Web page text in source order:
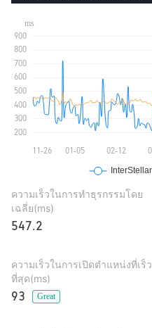
ความเร็วในการทำธุรกรรมโดย
เฉลี่ย(ms)
547.2
ความเร็วในการเปิดตำแหน่งที่เร็ว
ที่สุด(ms)
93 Great